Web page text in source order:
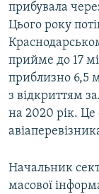
прибувала
Цього року
прийме до 17
приблизно 6,5
з відкриттям
на 2020 рік.
Начальник
масової